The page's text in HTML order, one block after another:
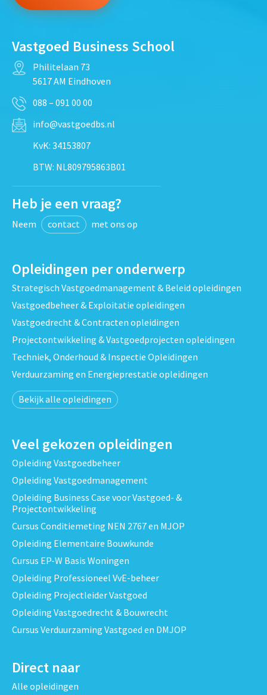
Vastgoed Business School
Philitelaan 73
5617 AM Eindhoven
088 – 091 00 00
info@vastgoedbs.nl
KvK: 34153807
BTW: NL809795863B01
Heb je een vraag?
Neem contact met ons op
Opleidingen per onderwerp
Strategisch Vastgoedmanagement & Beleid opleidingen
Vastgoedbeheer & Exploitatie opleidingen
Vastgoedrecht & Contracten opleidingen
Projectontwikkeling & Vastgoedprojecten opleidingen
Techniek, Onderhoud & Inspectie Opleidingen
Verduurzaming en Energieprestatie opleidingen
Bekijk alle opleidingen
Veel gekozen opleidingen
Opleiding Vastgoedbeheer
Opleiding Vastgoedmanagement
Opleiding Business Case voor Vastgoed- &
Projectontwikkeling
Cursus Conditiemeting NEN 2767 en MJOP
Opleiding Elementaire Bouwkunde
Cursus EP-W Basis Woningen
Opleiding Professioneel VvE-beheer
Opleiding Projectleider Vastgoed
Opleiding Vastgoedrecht & Bouwrecht
Cursus Verduurzaming Vastgoed en DMJOP
Direct naar
Alle opleidingen